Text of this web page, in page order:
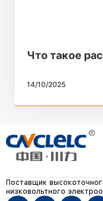
Что такое
Полное
14/10/2025
Поставщик
низковольтного